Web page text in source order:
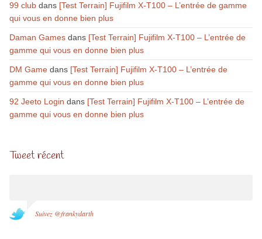
99 clubdans [Test Terrain] Fujifilm X-T100 – L’entrée de gamme
qui vous en donne bien plus
Daman Gamesdans [Test Terrain] Fujifilm X-T100 – L’entrée de
gamme qui vous en donne bien plus
DM Gamedans [Test Terrain] Fujifilm X-T100 – L’entrée de
gamme qui vous en donne bien plus
92 Jeeto Login dans [Test Terrain] Fujifilm X-T100 – L’entrée de
gamme qui vous en donne bien plus
Tweet récent
Suivez @frankydarth